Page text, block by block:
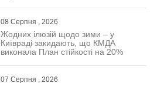
08 Серпня , 2026
Жодних ілюзій щодо зими – у
Київраді закидають, що КМДА
виконала План стійкості на 20%
07 Серпня , 2026